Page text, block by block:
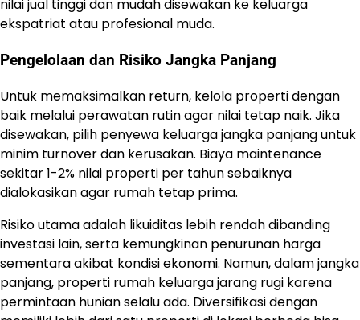
nilai jual tinggi dan mudah disewakan ke keluarga
ekspatriat atau profesional muda.
Pengelolaan dan Risiko Jangka Panjang
Untuk memaksimalkan return, kelola properti dengan
baik melalui perawatan rutin agar nilai tetap naik. Jika
disewakan, pilih penyewa keluarga jangka panjang untuk
minim turnover dan kerusakan. Biaya maintenance
sekitar 1-2% nilai properti per tahun sebaiknya
dialokasikan agar rumah tetap prima.
Risiko utama adalah likuiditas lebih rendah dibanding
investasi lain, serta kemungkinan penurunan harga
sementara akibat kondisi ekonomi. Namun, dalam jangka
panjang, properti rumah keluarga jarang rugi karena
permintaan hunian selalu ada. Diversifikasi dengan